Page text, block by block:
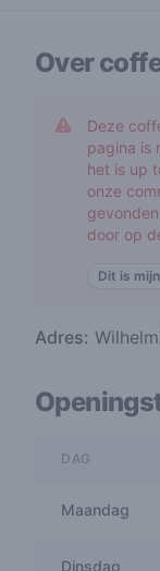
Over
Deze
pagina is
het is up
onze
door op
Dit is
Adres:
DAG
Maandag
Dinsdag